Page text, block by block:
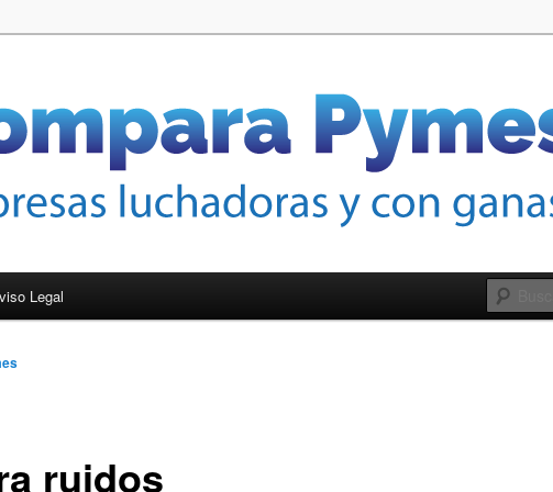
Legal
ruidos